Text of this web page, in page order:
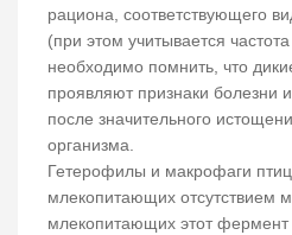
рациона, соответствующего
(при этом учитывается
необходимо помнить, что
проявляют признаки болезни
после значительного
организма.
Гетерофилы и макрофаги птиц
млекопитающих отсутствием
млекопитающих этот фермент